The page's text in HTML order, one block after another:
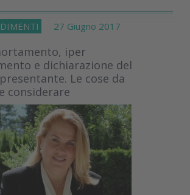
27 Giugno 2017
iper
e dichiarazione del
Le cose da
considerare